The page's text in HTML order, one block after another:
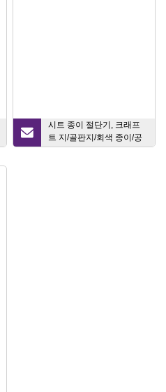
시트 종이 절단기, 크래프
트 지/골판지/회색 종이/공
예지 절단기로 회전식 종이